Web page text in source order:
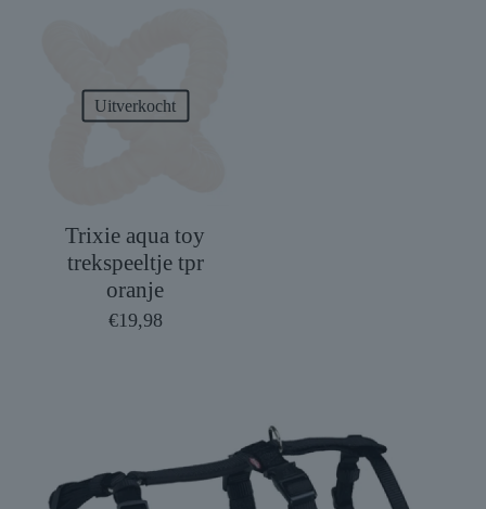
Uitverkocht
Trixie aqua toy
trekspeeltje tpr
oranje
€19,98